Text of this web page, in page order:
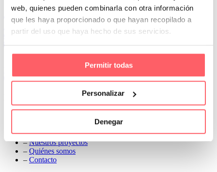
web, quienes pueden combinarla con otra información
que les haya proporcionado o que hayan recopilado a
partir del uso que haya hecho de sus servicios.
Permitir todas
Personalizar
Denegar
c/ Madrid nº 87 Local 1 y 5 28970 Madrid
91 498 08 97
699 241 888
info@cortinassanmar.es
Qué y cómo lo hacemos
–Preguntas frecuentes
–Nuestros proyectos
– Quiénes somos
– Contacto